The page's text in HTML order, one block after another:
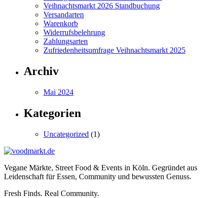
Veihnachtsmarkt 2026 Standbuchung
Versandarten
Warenkorb
Widerrufsbelehrung
Zahlungsarten
Zufriedenheitsumfrage Veihnachtsmarkt 2025
Archiv
Mai 2024
Kategorien
Uncategorized (1)
Vegane Märkte, Street Food & Events in Köln. Gegründet aus
Leidenschaft für Essen, Community und bewussten Genuss.
Fresh Finds. Real Community.